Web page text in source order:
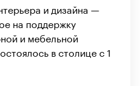
и дизайна —
на поддержку
и мебельной
в столице с 1